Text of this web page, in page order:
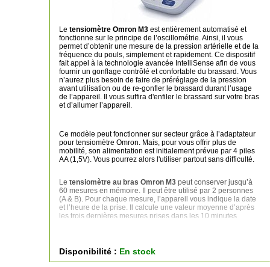
Le tensiomètre Omron M3 est entièrement automatisé et
fonctionne sur le principe de l’oscillométrie. Ainsi, il vous
permet d’obtenir une mesure de la pression artérielle et de la
fréquence du pouls, simplement et rapidement. Ce dispositif
fait appel à la technologie avancée IntelliSense afin de vous
fournir un gonflage contrôlé et confortable du brassard. Vous
n’aurez plus besoin de faire de préréglage de la pression
avant utilisation ou de re-gonfler le brassard durant l’usage
de l’appareil. Il vous suffira d'enfiler le brassard sur votre bras
et d’allumer l’appareil.
Ce modèle peut fonctionner sur secteur grâce à l’adaptateur
pour tensiomètre Omron. Mais, pour vous offrir plus de
mobilité, son alimentation est initialement prévue par 4 piles
AA (1,5V). Vous pourrez alors l'utiliser partout sans difficulté.
Le tensiomètre au bras Omron M3 peut conserver jusqu’à
60 mesures en mémoire. Il peut être utilisé par 2 personnes
(A & B). Pour chaque mesure, l’appareil vous indique la date
et l’heure de la prise. Il calcule une valeur moyenne d’après
les trois dernières mesures prises dans les 10 minutes
Si une valeur seulement est stockée dans la mémoire pour
cette période, elle sera affichée en tant que valeur moyenne.
Disponibilité : En stock